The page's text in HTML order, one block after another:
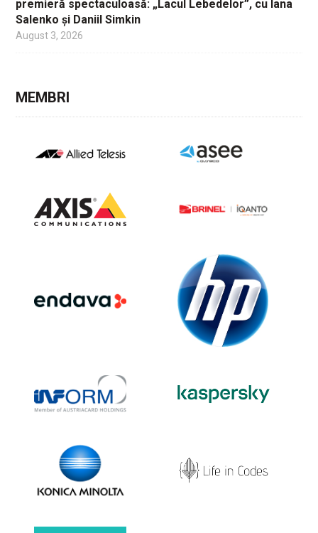
premieră spectaculoasă: „Lacul Lebedelor”, cu Iana
Salenko și Daniil Simkin
August 3, 2026
MEMBRI